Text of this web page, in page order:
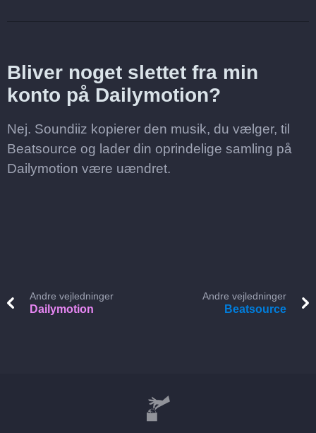
Bliver noget slettet fra min
konto på Dailymotion?
Nej. Soundiiz kopierer den musik, du vælger, til
Beatsource og lader din oprindelige samling på
Dailymotion være uændret.
Andre vejledninger
Dailymotion
Andre vejledninger
Beatsource